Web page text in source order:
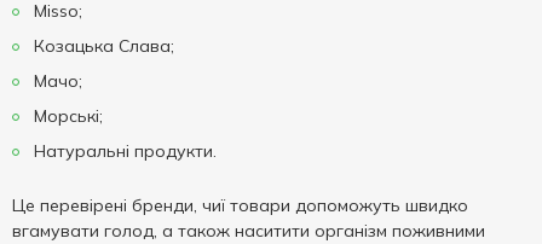
Misso;
Козацька Слава;
Мачо;
Морські;
Натуральні продукти.
Це перевірені бренди, чиї товари допоможуть швидко
вгамувати голод, а також наситити організм поживними